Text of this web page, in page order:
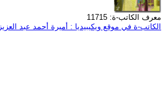
معرف الكاتب-ة: 11715
الكاتب-ة في موقع ويكيبيديا : أميرة أحمد عبد العزيز